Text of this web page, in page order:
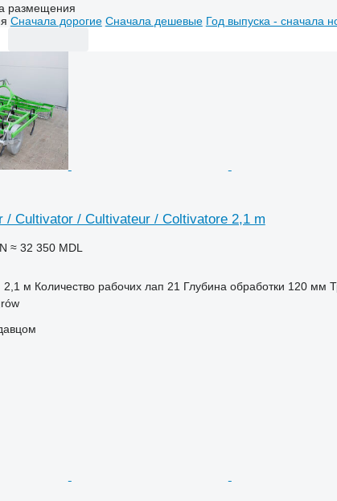
размещения
Сначала дорогие Сначала дешевые Год выпуска - сначала
/ Cultivator / Cultivateur / Coltivatore 2,1 m
≈ 32 350 MDL
2,1 м Количество рабочих лап 21 Глубина обработки 120 мм